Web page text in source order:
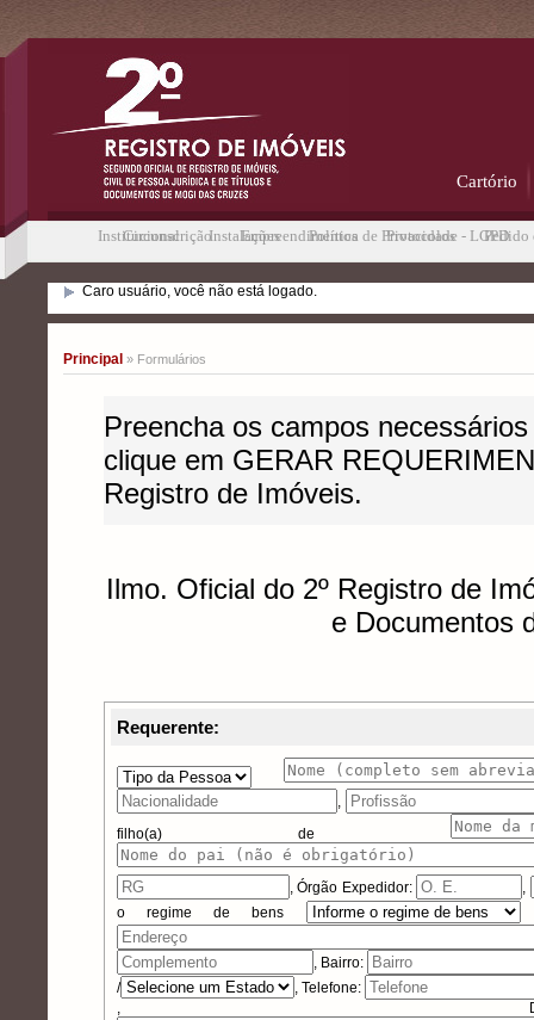
Cartório
Institucional Instalações Política de Privacidade - LGPD
Circunscrição Empreendimentos Protocolos Pedido
Caro usuário, você não está logado.
Principal » Formulários
Preencha os campos
clique em GERAR
Registro de Imóveis.
Ilmo. Oficial do 2º Registro de
e Documentos
Requerente:
,
filho(a) de
,Órgão Expedidor:
,
o regime de bens
, Bairro:
/
, Telefone:
, Dados